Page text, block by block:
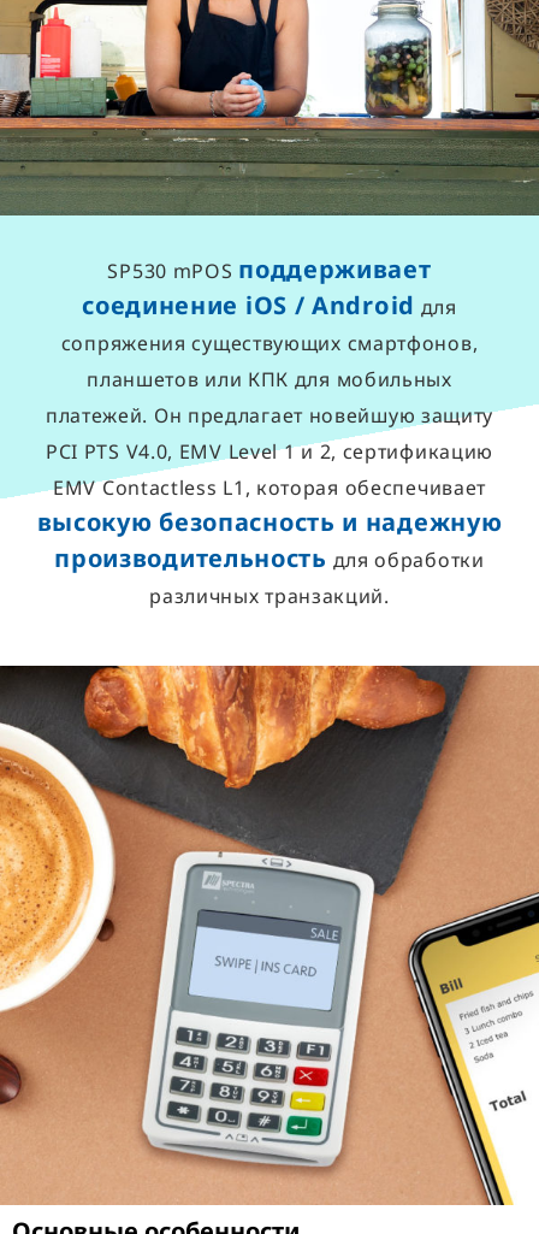
SP530 mPOS поддерживает
соединение iOS / Android для
сопряжения существующих смартфонов,
планшетов или КПК для мобильных
платежей. Он предлагает новейшую защиту
PCI PTS V4.0, EMV Level 1 и 2, сертификацию
EMV Contactless L1, которая обеспечивает
высокую безопасность и надежную
производительность для обработки
различных транзакций.